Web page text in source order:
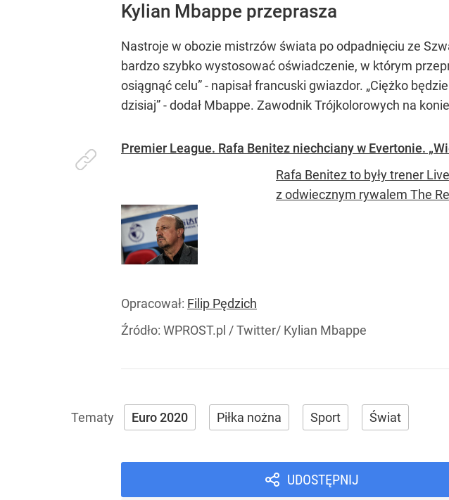
Kylian Mbappe przeprasza
Nastroje w obozie mistrzów świata po odpadnięciu ze
bardzo szybko wystosować oświadczenie, w którym
osiągnąć celu” - napisał francuski gwiazdor. „Ciężko
dzisiaj” - dodał Mbappe. Zawodnik Trójkolorowych na
Premier League. Rafa Benitez niechciany w Evertonie.
Rafa Benitez to były trener
z odwiecznym rywalem The
Opracował: Filip Pędzich
Źródło: WPROST.pl /Twitter/ Kylian Mbappe
Euro 2020 Piłka nożna Sport Świat
UDOSTĘPNIJ